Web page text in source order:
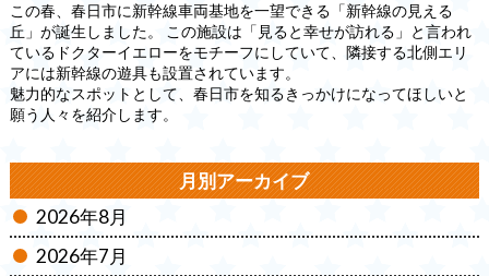
この春、春日市に新幹線車両基地を一望できる「新幹線の見える
丘」が誕生しました。 この施設は「見ると幸せが訪れる」と言われ
ているドクターイエローをモチーフにしていて、隣接する北側エリ
アには新幹線の遊具も設置されています。
魅力的なスポットとして、春日市を知るきっかけになってほしいと
願う人々を紹介します。
月別アーカイブ
2026年8月
2026年7月